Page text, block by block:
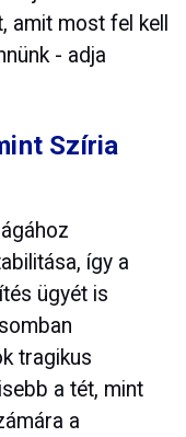
amit most fel kell
- adja
Szíria
így a
ügyét is
tragikus
a tét, mint
a